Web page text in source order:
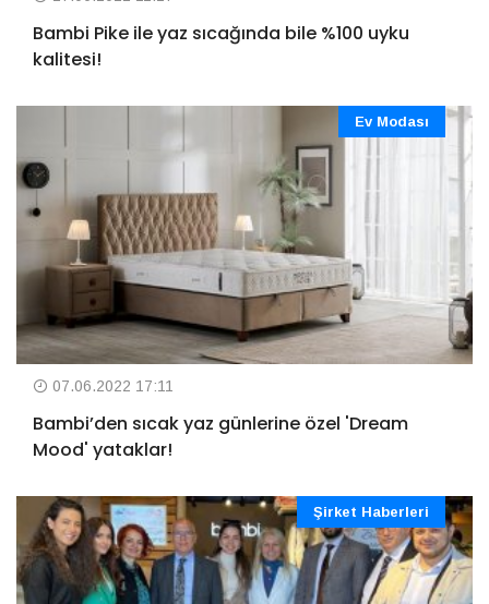
Bambi Pike ile yaz sıcağında bile %100 uyku
kalitesi!
Ev Modası
07.06.2022 17:11
Bambi’den sıcak yaz günlerine özel 'Dream
Mood' yataklar!
Şirket Haberleri